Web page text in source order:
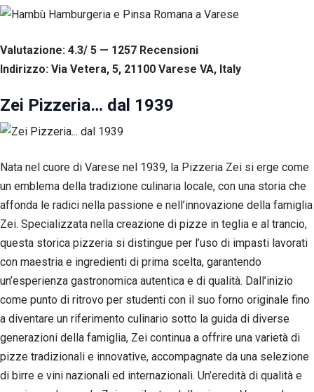
Valutazione: 4.3/ 5 — 1257 Recensioni
Indirizzo: Via Vetera, 5, 21100 Varese VA, Italy
Zei Pizzeria… dal 1939
Nata nel cuore di Varese nel 1939, la Pizzeria Zei si erge come
un emblema della tradizione culinaria locale, con una storia che
affonda le radici nella passione e nell’innovazione della famiglia
Zei. Specializzata nella creazione di pizze in teglia e al trancio,
questa storica pizzeria si distingue per l’uso di impasti lavorati
con maestria e ingredienti di prima scelta, garantendo
un’esperienza gastronomica autentica e di qualità. Dall’inizio
come punto di ritrovo per studenti con il suo forno originale fino
a diventare un riferimento culinario sotto la guida di diverse
generazioni della famiglia, Zei continua a offrire una varietà di
pizze tradizionali e innovative, accompagnate da una selezione
di birre e vini nazionali ed internazionali. Un’eredità di qualità e